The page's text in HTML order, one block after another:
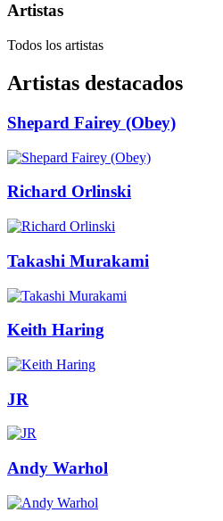
Artistas
Todos los artistas
Artistas destacados
Shepard Fairey (Obey)
Richard Orlinski
Takashi Murakami
Keith Haring
JR
Andy Warhol